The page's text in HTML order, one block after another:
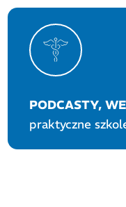
PODCASTY,
praktyczne